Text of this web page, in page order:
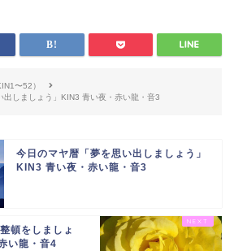
〜52）
しましょう」KIN3 青い夜・赤い龍・音3
今日のマヤ暦「夢を思い出しましょう」
KIN3 青い夜・赤い龍・音3
頓をしましょ
い龍・音4